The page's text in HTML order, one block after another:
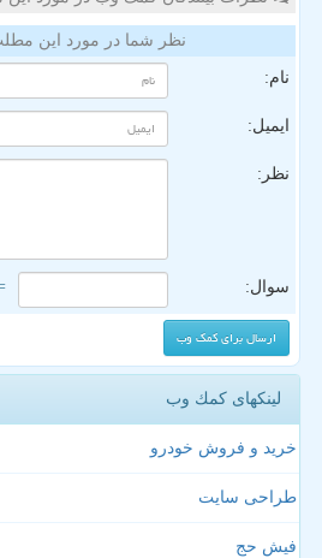
نظر شما در مورد این
نام:
ایمیل:
نظر:
سوال: = ۵
لینکهای كمك وب
خرید و فروش خودرو
طراحی سایت
فیش حج